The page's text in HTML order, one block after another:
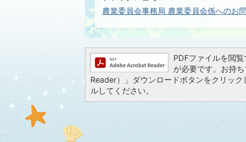
農業委員会事務局 農業委員会係へのお
PDFファイルを閲
が必要です。お持
Reader）」ダウンロードボタンをクリッ
ルしてください。